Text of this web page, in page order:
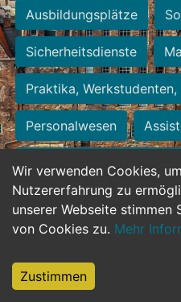
Wir verwenden Cookies,
Nutzererfahrung zu
unserer Webseite stimmen
von Cookies zu. Mehr
Zustimmen
Ausbildungsplätze
Sicherheitsdienste
Praktika,
Personalwesen
Hilfskräfte, Aushilfs- und
Einkauf, Logistik,
Weiterbildung, Studium,
Tourismus